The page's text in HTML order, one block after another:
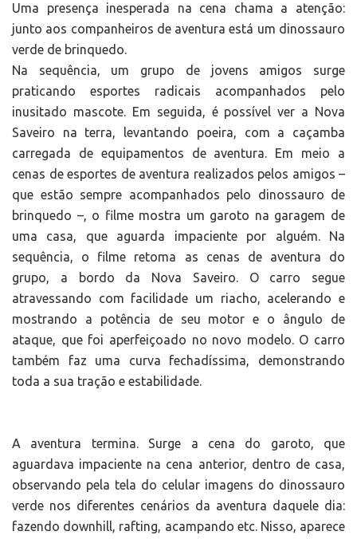
Uma presença inesperada na cena chama a atenção:
junto aos companheiros de aventura está um dinossauro
verde de brinquedo.
Na sequência, um grupo de jovens amigos surge
praticando esportes radicais acompanhados pelo
inusitado mascote. Em seguida, é possível ver a Nova
Saveiro na terra, levantando poeira, com a caçamba
carregada de equipamentos de aventura. Em meio a
cenas de esportes de aventura realizados pelos amigos –
que estão sempre acompanhados pelo dinossauro de
brinquedo –, o filme mostra um garoto na garagem de
uma casa, que aguarda impaciente por alguém. Na
sequência, o filme retoma as cenas de aventura do
grupo, a bordo da Nova Saveiro. O carro segue
atravessando com facilidade um riacho, acelerando e
mostrando a potência de seu motor e o ângulo de
ataque, que foi aperfeiçoado no novo modelo. O carro
também faz uma curva fechadíssima, demonstrando
toda a sua tração e estabilidade.
A aventura termina. Surge a cena do garoto, que
aguardava impaciente na cena anterior, dentro de casa,
observando pela tela do celular imagens do dinossauro
verde nos diferentes cenários da aventura daquele dia:
fazendo downhill, rafting, acampando etc. Nisso, aparece